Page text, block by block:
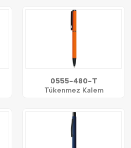
0555-480-T
Tükenmez Kalem